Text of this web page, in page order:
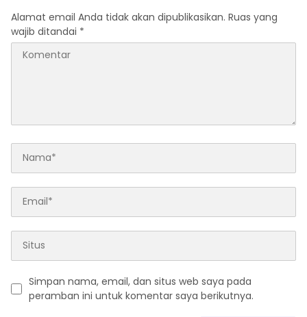
Alamat email Anda tidak akan dipublikasikan. Ruas yang
wajib ditandai *
Simpan nama, email, dan situs web saya pada
peramban ini untuk komentar saya berikutnya.